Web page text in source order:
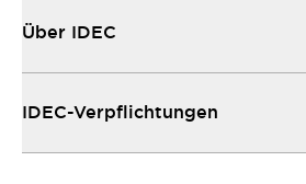
Über IDEC
IDEC-Verpflichtungen